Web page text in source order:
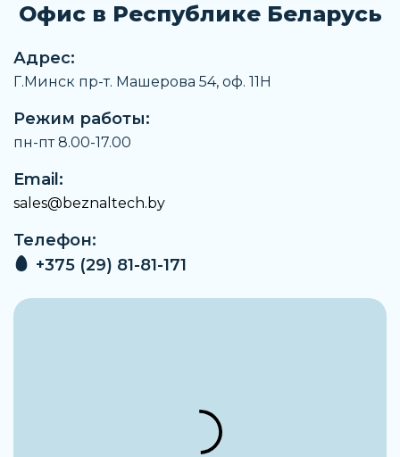
Замечания по материалу
Температура рабочей среды
От -10 °C до +60 °C
Температура окружающей среды
От -10 °C до +60 °C
Примечание по рабочей среде
От -10 °C до +60 °C
Сопротивление коррозии
2 - Средняя стойкость к коррозии
Офис в Республике Беларусь
Адрес:
Г.Минск пр-т. Машерова 54, оф. 11H
Режим работы:
пн-пт 8.00-17.00
Email:
sales@beznaltech.by
Телефон:
+375 (29) 81-81-171